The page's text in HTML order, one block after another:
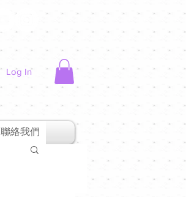
Log In
聯絡我們